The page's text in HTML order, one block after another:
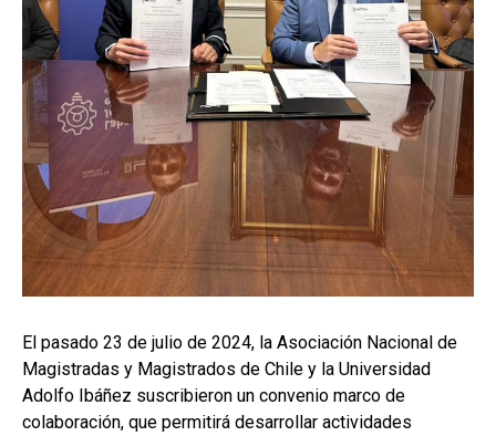
El pasado 23 de julio de 2024, la Asociación Nacional de
Magistradas y Magistrados de Chile y la Universidad
Adolfo Ibáñez suscribieron un convenio marco de
colaboración, que permitirá desarrollar actividades